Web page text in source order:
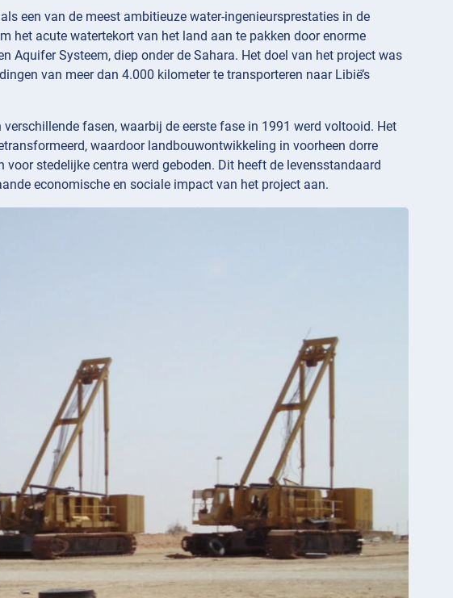
een van de meest ambitieuze water-ingenieursprestaties in de
het acute watertekort van het land aan te pakken door enorme
Aquifer Systeem, diep onder de Sahara. Het doel van het project was
van meer dan 4.000 kilometer te transporteren naar Libië’s
fasen, waarbij de eerste fase in 1991 werd voltooid. Het
waardoor landbouwontwikkeling in voorheen dorre
stedelijke centra werd geboden. Dit heeft de levensstandaard
economische en sociale impact van het project aan.